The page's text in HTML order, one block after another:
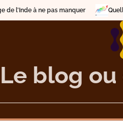
Quelle stratégie adopter pour
Le blog